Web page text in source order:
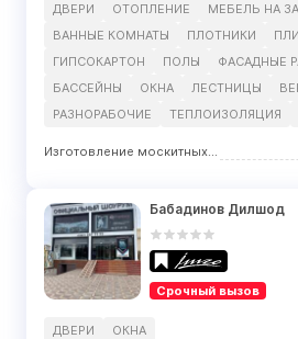
ДВЕРИ
ОТОПЛЕНИЕ МЕБЕЛЬ НА
ВАННЫЕ КОМНАТЫ
ПЛОТНИКИ
ГИПСОКАРТОН
ПОЛЫ ФАСАДНЫЕ
БАССЕЙНЫ
ОКНА ЛЕСТНИЦЫ
РАЗНОРАБОЧИЕ
ТЕПЛОИЗОЛЯЦИЯ
Изготовление москитных сеток
Бабадинов Дилшод
Срочный вызов
ДВЕРИ ОКНА